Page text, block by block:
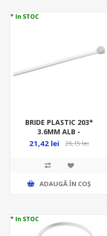
* In STOC
BRIDE PLASTIC 203*
3.6MM ALB -
100BUC/PUNGA -
21,42 lei 26,15 lei
ADAUGĂ ȊN COŞ
* In STOC